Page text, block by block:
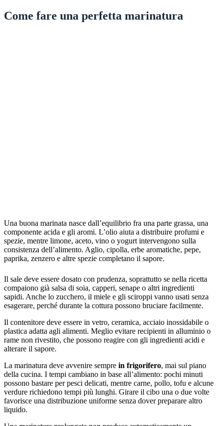
Come fare una perfetta marinatura
Una buona marinata nasce dall’equilibrio fra una parte grassa, una
componente acida e gli aromi. L’olio aiuta a distribuire profumi e
spezie, mentre limone, aceto, vino o yogurt intervengono sulla
consistenza dell’alimento. Aglio, cipolla, erbe aromatiche, pepe,
paprika, zenzero e altre spezie completano il sapore.
Il sale deve essere dosato con prudenza, soprattutto se nella ricetta
compaiono già salsa di soia, capperi, senape o altri ingredienti
sapidi. Anche lo zucchero, il miele e gli sciroppi vanno usati senza
esagerare, perché durante la cottura possono bruciare facilmente.
Il contenitore deve essere in vetro, ceramica, acciaio inossidabile o
plastica adatta agli alimenti. Meglio evitare recipienti in alluminio o
rame non rivestito, che possono reagire con gli ingredienti acidi e
alterare il sapore.
La marinatura deve avvenire sempre in frigorifero, mai sul piano
della cucina. I tempi cambiano in base all’alimento: pochi minuti
possono bastare per pesci delicati, mentre carne, pollo, tofu e alcune
verdure richiedono tempi più lunghi. Girare il cibo una o due volte
favorisce una distribuzione uniforme senza dover preparare altro
liquido.